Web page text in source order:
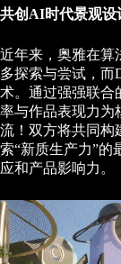
共创AI时代景观设
近年来，奥雅在算
多探索与尝试，而
术。通过强强联合
率与作品表现力为
流！双方将共同构
索“新质生产力”的
应和产品影响力。